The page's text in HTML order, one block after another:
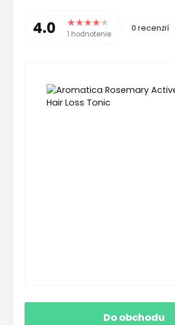
4.0 1 hodnotenie
0 recenzií
Do obchodu